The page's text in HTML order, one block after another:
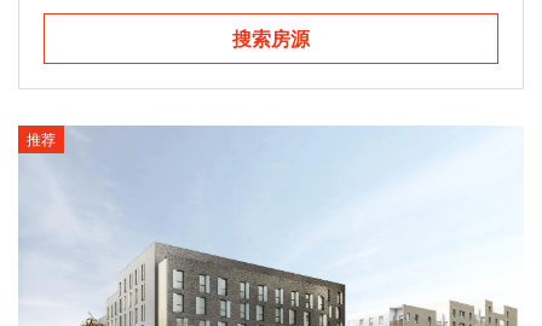
斯特拉斯堡
图卢兹
尼斯
格勒诺布尔
马赛
搜索房源
推荐